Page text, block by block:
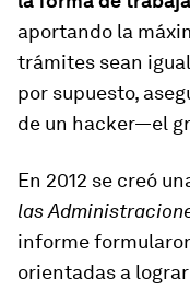
aportando la
trámites sean
por supuesto,
de un hacker—el
En 2012 se creó
las
informe
orientadas a